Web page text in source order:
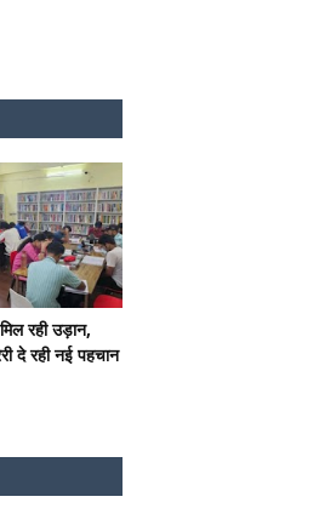
रही उड़ान,
दे रही नई पहचान